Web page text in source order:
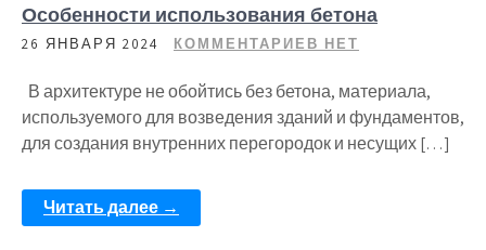
Особенности использования бетона
26 ЯНВАРЯ 2024 КОММЕНТАРИЕВ НЕТ
В архитектуре не обойтись без бетона, материала,
используемого для возведения зданий и фундаментов,
для создания внутренних перегородок и несущих […]
Читать далее →